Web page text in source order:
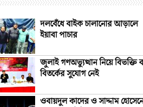
দলবেঁধে বাইক চালানোর আড়ালে
ইয়াবা পাচার
জুলাই গণঅভ্যুত্থান নিয়ে বিভক্তি
বিতর্কের সুযোগ নেই
ওবায়দুল কাদের ও সাদ্দাম